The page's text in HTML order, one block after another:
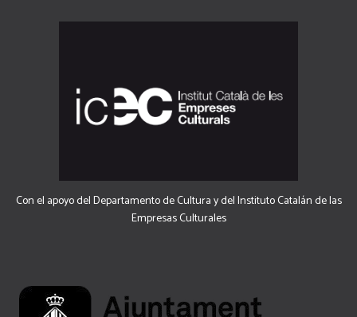
Con el apoyo del Departamento de Cultura y del Instituto Catalán de las
Empresas Culturales